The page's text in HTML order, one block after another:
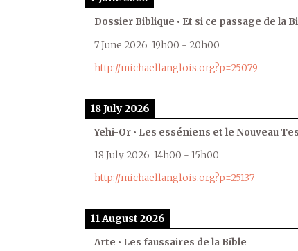
Dossier Biblique • Et si ce passage de la
7 June 2026 19h00 - 20h00
http://michaellanglois.org?p=25079
18 July 2026
Yehi-Or • Les esséniens et le Nouveau
18 July 2026 14h00 - 15h00
http://michaellanglois.org?p=25137
11 August 2026
Arte • Les faussaires de la Bible